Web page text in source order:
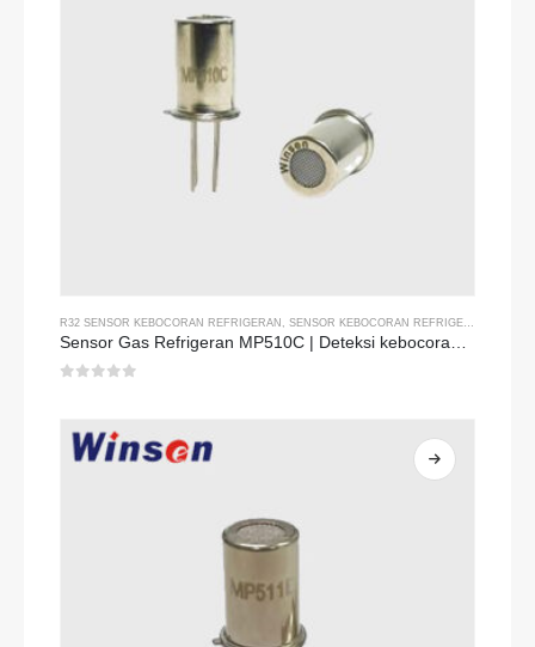
R32 SENSOR KEBOCORAN REFRIGERAN SENSOR KEBOCORAN REFRIGERAN R134A